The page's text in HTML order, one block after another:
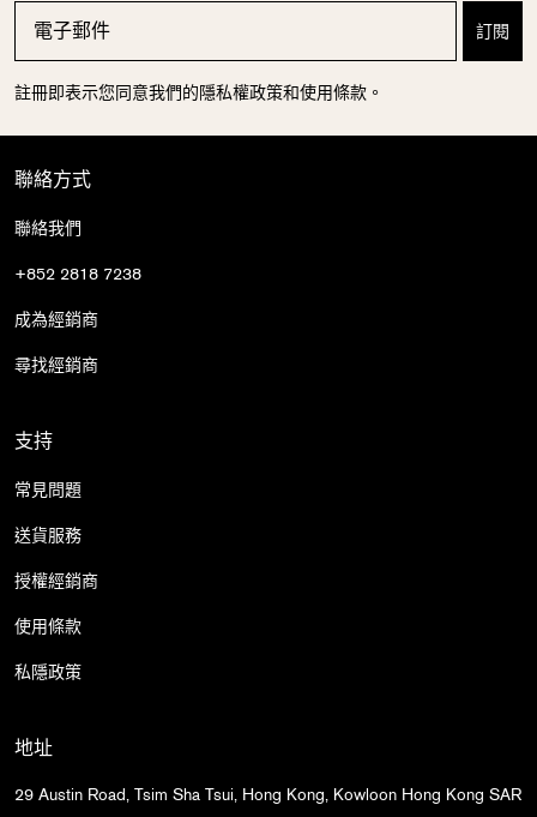
註冊即表示您同意我們的隱私權政策和使用條款。
聯絡方式
聯絡我們
+852 2818 7238
成為經銷商
尋找經銷商
支持
常見問題
送貨服務
授權經銷商
使用條款
私隱政策
地址
29 Austin Road, Tsim Sha Tsui, Hong Kong, Kowloon Hong Kong SAR